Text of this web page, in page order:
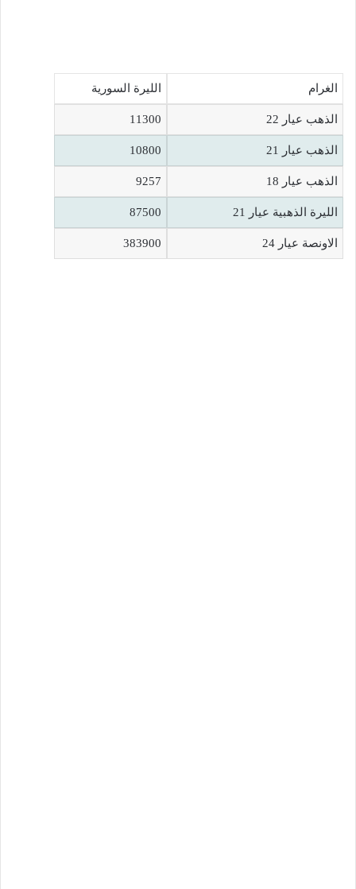
الغرام الليرة السورية
الذهب عيار 22 11300
الذهب عيار 21 10800
الذهب عيار 18 9257
الليرة الذهبية عيار 21 87500
الاونصة عيار 24 383900